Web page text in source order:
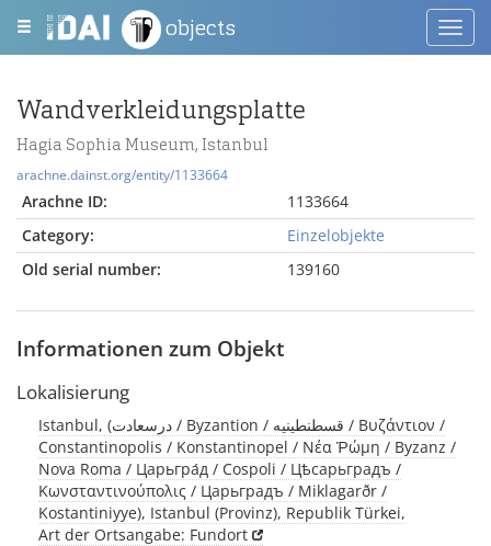
objects
Wandverkleidungsplatte
Hagia Sophia Museum, Istanbul
arachne.dainst.org/entity/1133664
Arachne ID:
1133664
Category:
Einzelobjekte
Old serial number:
139160
Informationen zum Objekt
Lokalisierung
Istanbul, (درسعادت / Byzantion / قسطنطينيه / Βυζάντιον /
Constantinopolis / Konstantinopel / Νέα Ῥώμη / Byzanz /
Nova Roma / Царьгра́д / Cospoli / Цѣсарьградъ /
Κωνσταντινούπολις / Царьградъ / Miklagarðr /
Kostantiniyye), Istanbul (Provinz), Republik Türkei,
Art der Ortsangabe: Fundort